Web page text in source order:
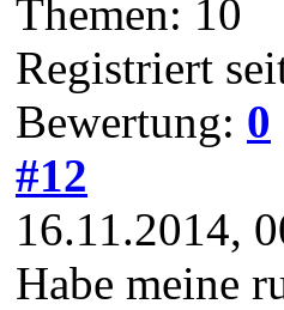
Themen: 10
Registriert
Bewertung: 0
#12
16.11.2014,
Habe meine